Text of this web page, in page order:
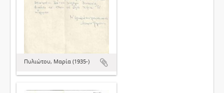
Πυλιώτου, Μαρία (1935-)